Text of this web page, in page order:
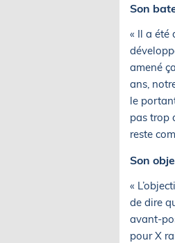
Son
« Il a été
amené
ans,
le
pas trop
reste
Son
«
de dire
avant-
pour X